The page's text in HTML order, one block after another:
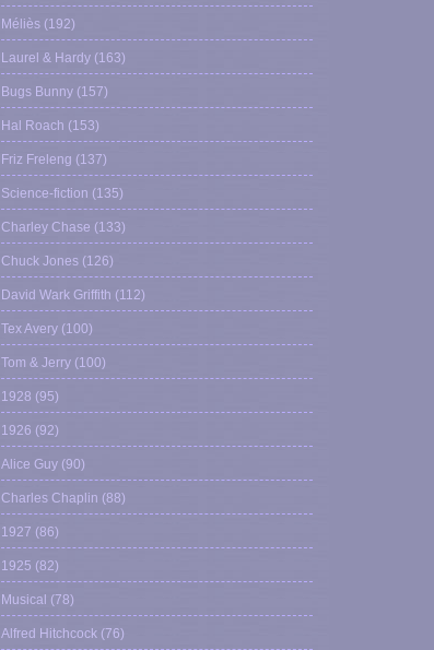
Méliès (192)
Laurel & Hardy (163)
Bugs Bunny (157)
Hal Roach (153)
Friz Freleng (137)
Science-fiction (135)
Charley Chase (133)
Chuck Jones (126)
David Wark Griffith (112)
Tex Avery (100)
Tom & Jerry (100)
1928 (95)
1926 (92)
Alice Guy (90)
Charles Chaplin (88)
1927 (86)
1925 (82)
Musical (78)
Alfred Hitchcock (76)